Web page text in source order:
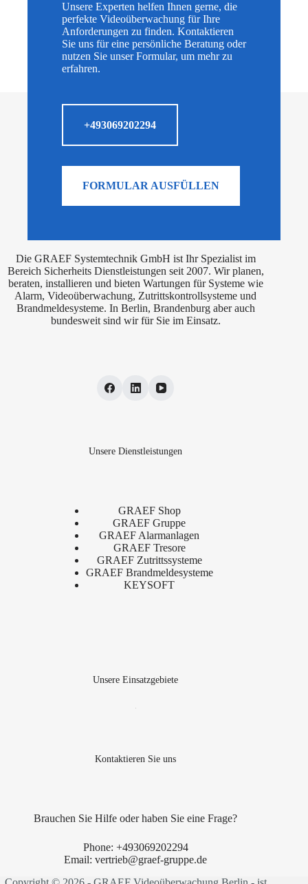
Unsere Experten helfen Ihnen gerne, die
perfekte Videoüberwachung für Ihre
Anforderungen zu finden. Kontaktieren
Sie uns für eine persönliche Beratung oder
nutzen Sie unser Formular, um mehr zu
erfahren.
+493069202294
FORMULAR AUSFÜLLEN
Die GRAEF Systemtechnik GmbH ist Ihr Spezialist im
Bereich Sicherheits Dienstleistungen seit 2007. Wir planen,
beraten, installieren und bieten Wartungen für Systeme wie
Alarm, Videoüberwachung, Zutrittskontrollsysteme und
Brandmeldesysteme. In Berlin, Brandenburg aber auch
bundesweit sind wir für Sie im Einsatz.
Unsere Dienstleistungen
GRAEF Shop
GRAEF Gruppe
GRAEF Alarmanlagen
GRAEF Tresore
GRAEF Zutrittssysteme
GRAEF Brandmeldesysteme
KEYSOFT
Unsere Einsatzgebiete
Kontaktieren Sie uns
Brauchen Sie Hilfe oder haben Sie eine Frage?
Phone: +493069202294
Email:vertrieb@graef-gruppe.de